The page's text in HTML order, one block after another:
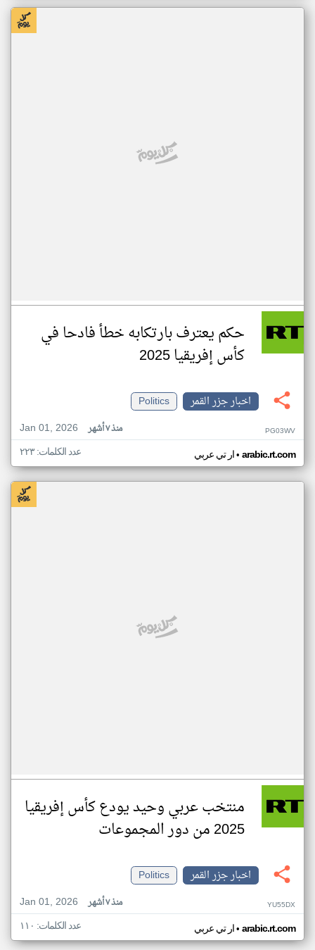
حكم يعترف بارتكابه خطأ فادحا في
كأس إفريقيا 2025
اخبار جزر القمر
Politics
Jan 01, 2026
منذ ٧ أشهر PG03WV
ار تي عربي• arabic.rt.com عدد الكلمات: ٢٢٣
منتخب عربي وحيد يودع كأس إفريقيا
2025 من دور المجموعات
اخبار جزر القمر
Politics
Jan 01, 2026
منذ ٧ أشهر YU55DX
ار تي عربي• arabic.rt.com عدد الكلمات: ١١٠